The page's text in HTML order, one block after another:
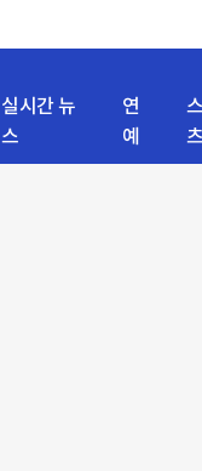
실시간 뉴
스
연
예
츠